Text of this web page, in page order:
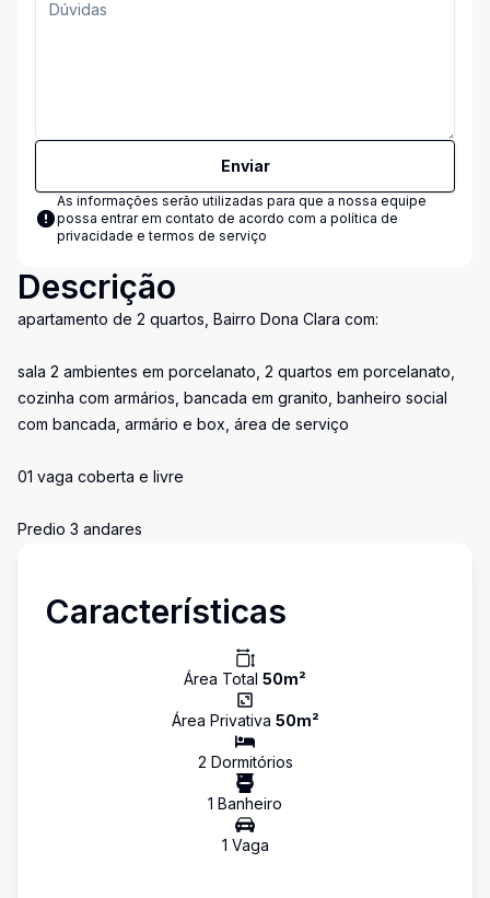
Enviar
As informações serão utilizadas para que a nossa equipe
possa entrar em contato de acordo com a política de
privacidade e termos de serviço
Descrição
apartamento de 2 quartos, Bairro Dona Clara com:
sala 2 ambientes em porcelanato, 2 quartos em porcelanato,
cozinha com armários, bancada em granito, banheiro social
com bancada, armário e box, área de serviço
01 vaga coberta e livre
Predio 3 andares
Características
Área Total 50m²
Área Privativa 50m²
2 Dormitórios
1 Banheiro
1 Vaga